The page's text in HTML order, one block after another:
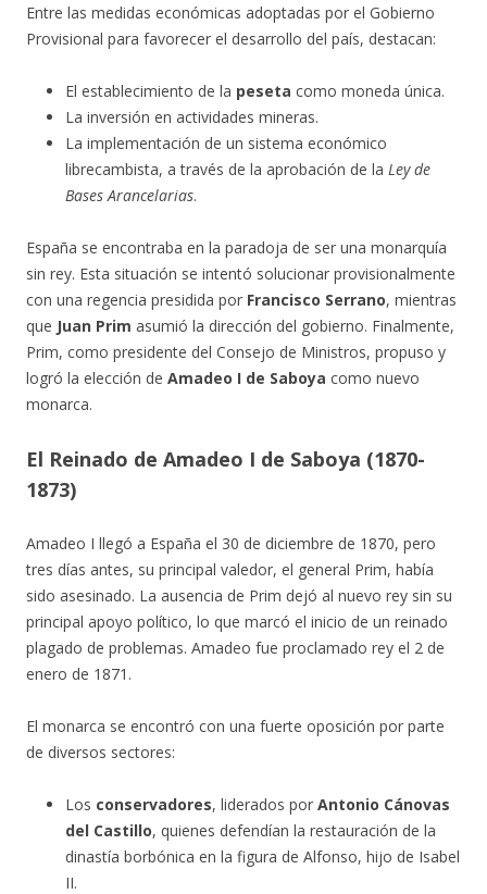
Entre las medidas económicas adoptadas por el Gobierno
Provisional para favorecer el desarrollo del país, destacan:
El establecimiento de la peseta como moneda única.
La inversión en actividades mineras.
La implementación de un sistema económico
librecambista, a través de la aprobación de la Ley de
Bases Arancelarias.
España se encontraba en la paradoja de ser una monarquía
sin rey. Esta situación se intentó solucionar provisionalmente
con una regencia presidida por Francisco Serrano, mientras
que Juan Prim asumió la dirección del gobierno. Finalmente,
Prim, como presidente del Consejo de Ministros, propuso y
logró la elección de Amadeo I de Saboya como nuevo
monarca.
El Reinado de Amadeo I de Saboya (1870-
1873)
Amadeo I llegó a España el 30 de diciembre de 1870, pero
tres días antes, su principal valedor, el general Prim, había
sido asesinado. La ausencia de Prim dejó al nuevo rey sin su
principal apoyo político, lo que marcó el inicio de un reinado
plagado de problemas. Amadeo fue proclamado rey el 2 de
enero de 1871.
El monarca se encontró con una fuerte oposición por parte
de diversos sectores:
Los conservadores, liderados por Antonio Cánovas
del Castillo, quienes defendían la restauración de la
dinastía borbónica en la figura de Alfonso, hijo de Isabel
II.